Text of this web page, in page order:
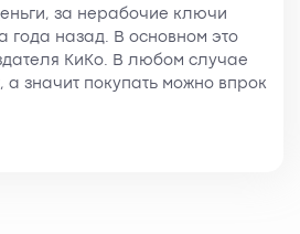
за нерабочие ключи
года назад. В основном это
КиКо. В любом случае
а значит покупать можно впрок